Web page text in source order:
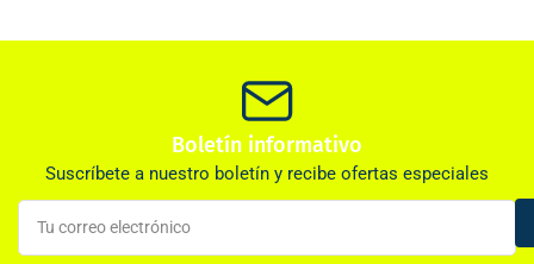
Boletín informativo
Suscríbete a nuestro boletín y recibe ofertas especiales
Tu
correo
electrónico